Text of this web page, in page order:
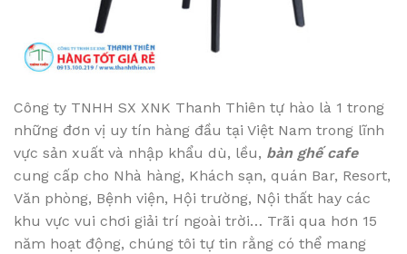
Công ty TNHH SX XNK Thanh Thiên tự hào là 1 trong
những đơn vị uy tín hàng đầu tại Việt Nam trong lĩnh
vực sản xuất và nhập khẩu dù, lều, bàn ghế cafe
cung cấp cho Nhà hàng, Khách sạn, quán Bar, Resort,
Văn phòng, Bệnh viện, Hội trường, Nội thất hay các
khu vực vui chơi giải trí ngoài trời… Trãi qua hơn 15
năm hoạt động, chúng tôi tự tin rằng có thể mang